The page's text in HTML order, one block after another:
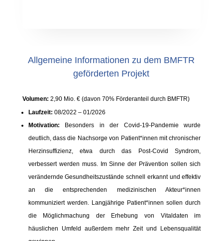
Allgemeine Informationen zu dem BMFTR
geförderten Projekt
Volumen: 2,90 Mio. € (davon 70% Förderanteil durch BMFTR)
Laufzeit: 08/2022 – 01/2026
Motivation:
Besonders in der Covid-19-Pandemie wurde
deutlich, dass die Nachsorge von Patient*innen mit chronischer
Herzinsuffizienz, etwa durch das Post-Covid Syndrom,
verbessert werden muss. Im Sinne der Prävention sollen sich
verändernde Gesundheitszustände schnell erkannt und effektiv
an die entsprechenden medizinischen Akteur*innen
kommuniziert werden. Langjährige Patient*innen sollen durch
die Möglichmachung der Erhebung von Vitaldaten im
häuslichen Umfeld außerdem mehr Zeit und Lebensqualität